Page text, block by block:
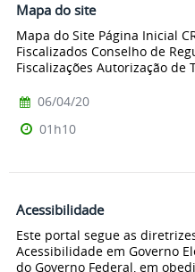
Mapa do site
Mapa do Site Página Inicial
Fiscalizados Conselho de
Fiscalizações Autorização de
06/04/20
01h10
Acessibilidade
Este portal segue as
Acessibilidade em Governo
do Governo Federal, em